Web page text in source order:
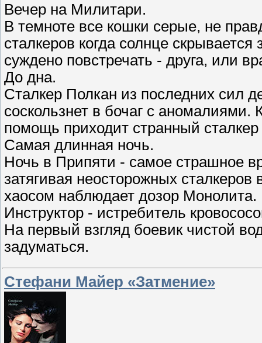
Вечер на Милитари.
В темноте все кошки серые, не
сталкеров когда солнце
суждено повстречать - друга, или
До дна.
Сталкер Полкан из последних сил
соскользнет в бочаг с аномалиями.
помощь приходит странный
Самая длинная ночь.
Ночь в Припяти - самое страшное
затягивая неосторожных
хаосом наблюдает дозор Монолита.
Инструктор - истребитель
На первый взгляд боевик чистой
задуматься.
Стефани Майер «Затмение»